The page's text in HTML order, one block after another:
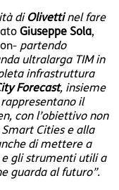
diOlivettinel fare
Giuseppe Sola,
partendo
ultralarga TIM in
infrastruttura
Forecast, insieme
il
con l’obiettivo non
Cities e alla
di mettere a
gli strumenti utili a
guarda al futuro”.